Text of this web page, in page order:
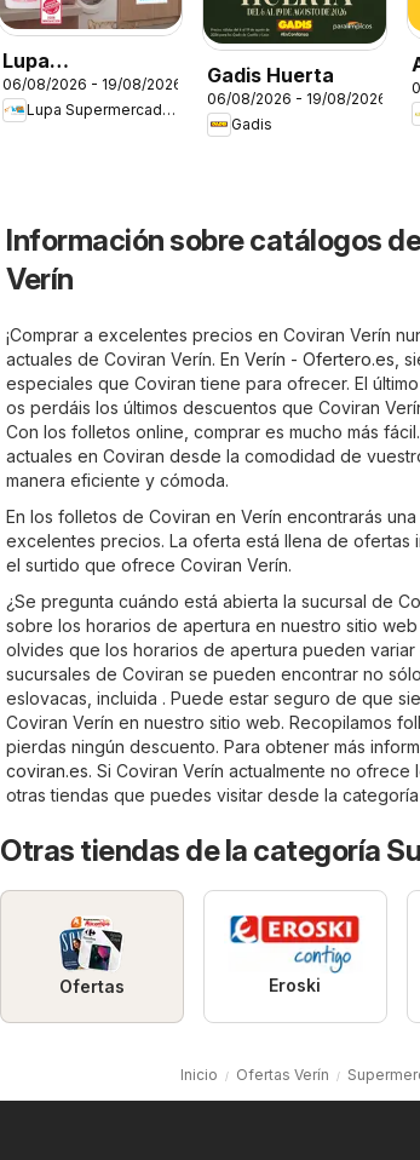
Lupa
Supermercados
Folleto
06/08/2026 - 19/08/2026
Lupa Supermercados
Gadis Huerta
06/08/2026 - 19/08/2026
Gadis
Información sobre catálogos
Verín
¡Comprar a excelentes precios en Coviran Verín
actuales de Coviran Verín. En Verín - Ofertero.es ,
especiales que Coviran tiene para ofrecer. El
os perdáis los últimos descuentos que Coviran
Con los folletos online, comprar es mucho más
actuales en Coviran desde la comodidad de
manera eficiente y cómoda.
En los folletos de Coviran en Verín encontrarás
excelentes precios. La oferta está llena de ofertas
el surtido que ofrece Coviran Verín.
¿Se pregunta cuándo está abierta la sucursal de
sobre los horarios de apertura en nuestro sitio
olvides que los horarios de apertura pueden
sucursales de Coviran se pueden encontrar no
eslovacas, incluida . Puede estar seguro de que
Coviran Verín en nuestro sitio web. Recopilamos
pierdas ningún descuento. Para obtener más
coviran.es. Si Coviran Verín actualmente no
otras tiendas que puedes visitar desde la categoría
Otras tiendas de la categoría
Ofertas Eroski
Inicio Ofertas Verín